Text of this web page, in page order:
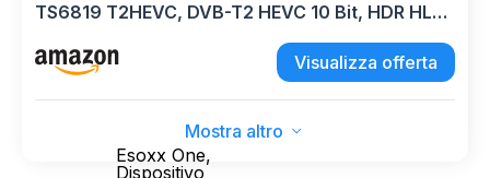
TS6819 T2HEVC, DVB-T2 HEVC 10 Bit, HDR HLG,
AUTOSCAN, LCN, Lettore Multimediale, EPG
Guida TV, Telecomando Incluso, Ricevitore TV
Visualizza offerta
Mostra altro
Esoxx One,
Dispositivo